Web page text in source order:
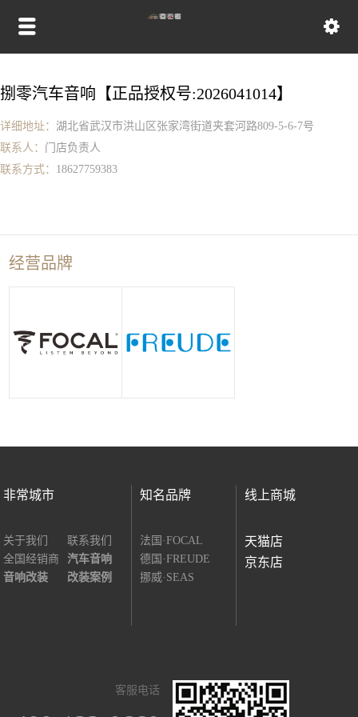
捌零汽车音响【正品授权号:2026041014】
详细地址： 湖北省武汉市洪山区张家湾街道夹套河路809-5-6-7号
联系人： 门店负责人
联系方式： 18627759383
经营品牌
非常城市
关于我们
联系我们
全国经销商
汽车音响
音响改装
改装案例
知名品牌
法国·FOCAL
德国·FREUDE
挪威·SEAS
线上商城
天猫店
京东店
客服电话